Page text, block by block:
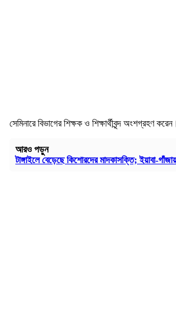
সেমিনারে বিভাগের শিক্ষক ও শিক্ষার্থীবৃন্দ অংশগ্রহণ করেন।
আরও পড়ুন
টাঙ্গাইলে বেড়েছে কিশোরদের মাদকাসক্তি; ইয়াবা-